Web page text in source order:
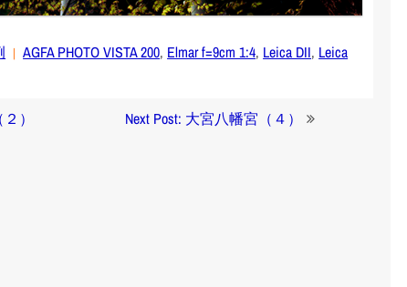
AGFA PHOTO VISTA 200, Elmar f=9cm 1:4, Leica DII, Leica
） Next Post: 大宮八幡宮（４）